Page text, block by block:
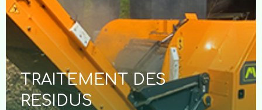
TRAITEMENT DES
RESIDUS